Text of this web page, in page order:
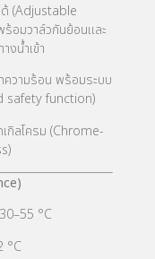
(Adjustable
อมวาล์วกันย้อนและ
งน้ำเข้า
วามร้อน พร้อมระบบ
safety function)
กิลโครม (Chrome-
°C
°C